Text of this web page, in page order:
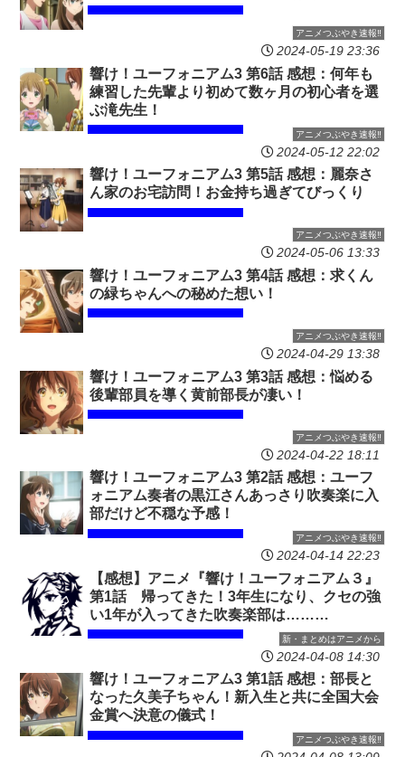
アニメつぶやき速報‼︎
2024-05-19 23:36
アニメつぶやき速報‼︎
響け！ユーフォニアム3 第6話 感想：何年も
練習した先輩より初めて数ヶ月の初心者を選
ぶ滝先生！
2024-05-12 22:02
アニメつぶやき速報‼︎
響け！ユーフォニアム3 第5話 感想：麗奈さ
ん家のお宅訪問！お金持ち過ぎてびっくり
2024-05-06 13:33
アニメつぶやき速報‼︎
響け！ユーフォニアム3 第4話 感想：求くん
の緑ちゃんへの秘めた想い！
2024-04-29 13:38
アニメつぶやき速報‼︎
響け！ユーフォニアム3 第3話 感想：悩める
後輩部員を導く黄前部長が凄い！
2024-04-22 18:11
アニメつぶやき速報‼︎
響け！ユーフォニアム3 第2話 感想：ユーフ
ォニアム奏者の黒江さんあっさり吹奏楽に入
部だけど不穏な予感！
2024-04-14 22:23
新・まとめはアニメから
【感想】アニメ『響け！ユーフォニアム３』
第1話 帰ってきた！3年生になり、クセの強
い1年が入ってきた吹奏楽部は………
2024-04-08 14:30
アニメつぶやき速報‼︎
響け！ユーフォニアム3 第1話 感想：部長と
なった久美子ちゃん！新入生と共に全国大会
金賞へ決意の儀式！